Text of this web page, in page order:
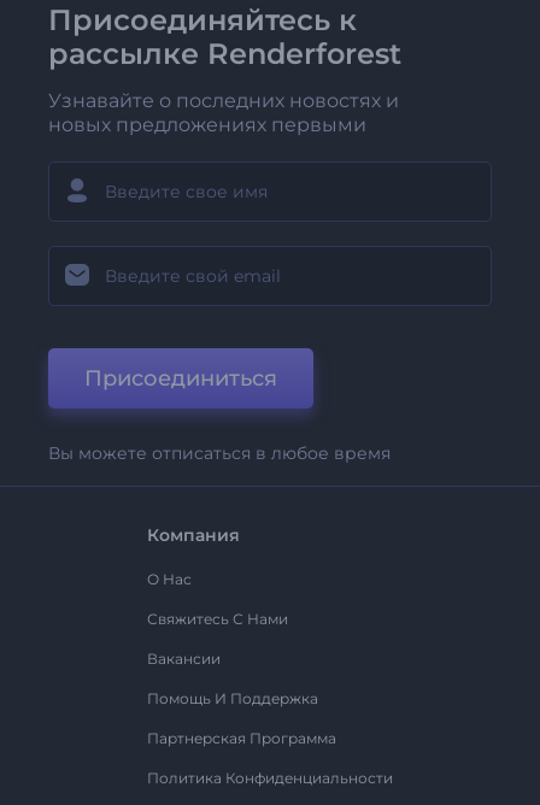
Присоединяйтесь к
рассылке Renderforest
Узнавайте о последних новостях и
новых предложениях первыми
Присоединиться
Вы можете отписаться в любое время
Компания
О Нас
Свяжитесь С Нами
Вакансии
Помощь И Поддержка
Партнерская Программа
Политика Конфиденциальности